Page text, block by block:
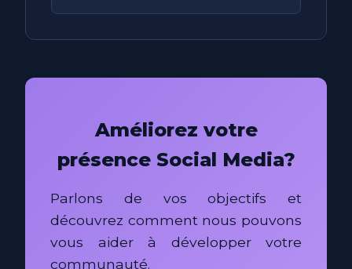
Améliorez votre
présence Social Media?
Parlons de vos objectifs et
découvrez comment nous pouvons
vous aider à développer votre
communauté.